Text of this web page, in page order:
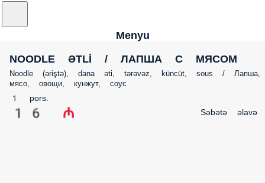
Menyu
NOODLE ƏTLİ / ЛАПША С МЯСОМ
Noodle (əriştə), dana əti, tərəvəz, küncüt, sous / Лапша,
мясо, овощи, кунжут, соус
1 pors.
16 ₼ Səbətə əlavə